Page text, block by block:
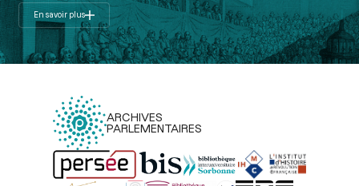
En savoir plus
ARCHIVES
PARLEMENTAIRES